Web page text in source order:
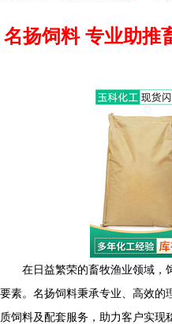
名扬饲料 专业助推
在日益繁荣的畜牧渔业领域，
要素。名扬饲料秉承专业、高效的
质饲料及配套服务，助力客户实现